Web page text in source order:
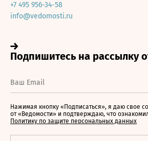
+7 495 956-34-58
info@vedomosti.ru
Нажимая кнопку «Подписаться», я даю свое
от «Ведомости» и подтверждаю, что
Политику по защите персональных данных